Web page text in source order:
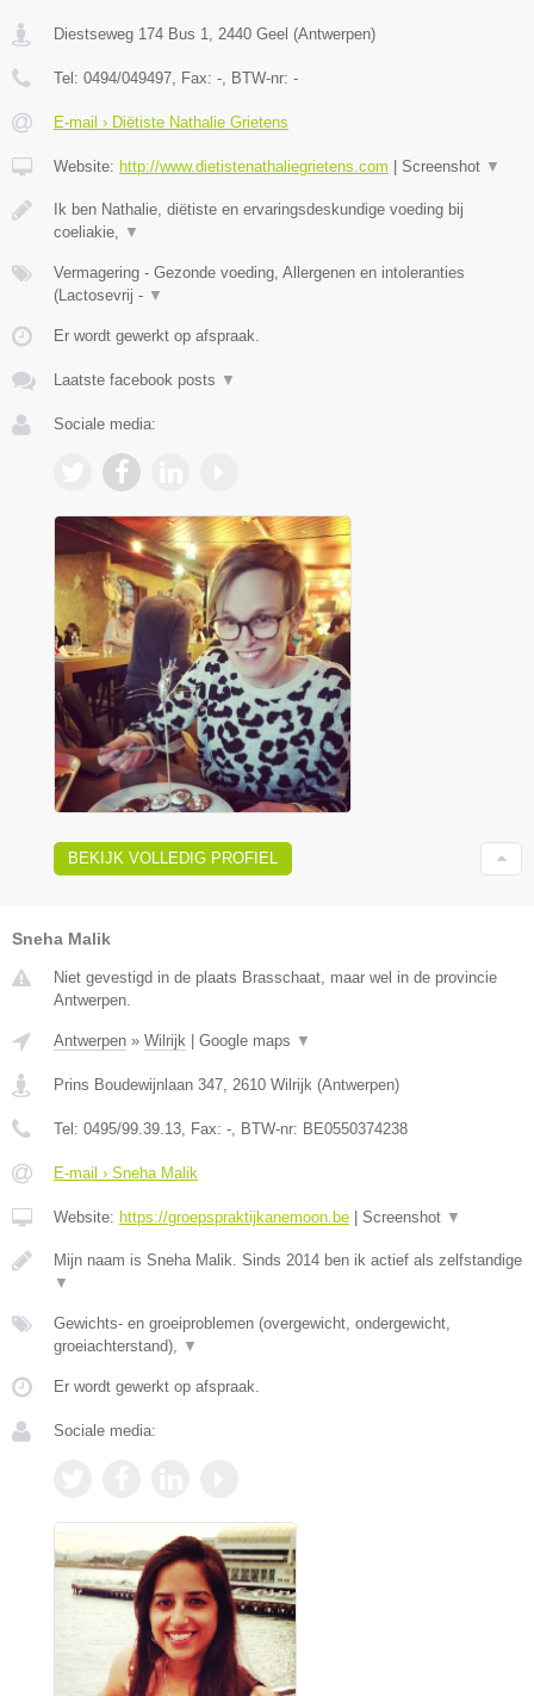
Diestseweg 174 Bus 1 2440 Geel (Antwerpen)
Tel: 0494/049497 , Fax: - , BTW-nr: -
E-mail › Diëtiste Nathalie Grietens
Website: http://www.dietistenathaliegrietens.com | Screenshot ▼
Ik ben Nathalie, diëtiste en ervaringsdeskundige voeding bij
coeliakie,
▼
Vermagering - Gezonde voeding, Allergenen en intoleranties
(Lactosevrij - ▼
Er wordt gewerkt op afspraak.
Laatste facebook posts ▼
Sociale media:
BEKIJK VOLLEDIG PROFIEL
Sneha Malik
Niet gevestigd in de plaats Brasschaat, maar wel in de provincie
Antwerpen.
Antwerpen » Wilrijk | Google maps ▼
Prins Boudewijnlaan 347 2610 Wilrijk (Antwerpen)
Tel: 0495/99.39.13 , Fax: - , BTW-nr: BE0550374238
E-mail › Sneha Malik
Website: https://groepspraktijkanemoon.be | Screenshot ▼
Mijn naam is Sneha Malik. Sinds 2014 ben ik actief als zelfstandige
▼
Gewichts- en groeiproblemen (overgewicht, ondergewicht,
groeiachterstand),
▼
Er wordt gewerkt op afspraak.
Sociale media: